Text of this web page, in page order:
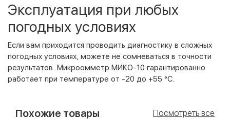
Эксплуатация при любых
погодных условиях
Если вам приходится проводить диагностику в сложных
погодных условиях, можете не сомневаться в точности
результатов. Микроомметр МИКО-10 гарантированно
работает при температуре от -20 до +55 °С.
Похожие товары Посмотреть все